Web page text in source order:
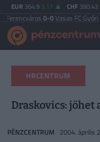
EUR 364.9 3.17 CHF 390.43
0-0Vasas FC|Győri ETO FC
HRCENTRUM
Draskovics: jöhet
PÉNZCENTRUM 2004. április